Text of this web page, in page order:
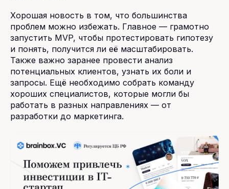
Хорошая новость в том, что большинства
проблем можно избежать. Главное — грамотно
запустить MVP, чтобы протестировать гипотезу
и понять, получится ли её масштабировать.
Также важно заранее провести анализ
потенциальных клиентов, узнать их боли и
запросы. Ещё необходимо собрать команду
хороших специалистов, которые могли бы
работать в разных направлениях — от
разработки до маркетинга.